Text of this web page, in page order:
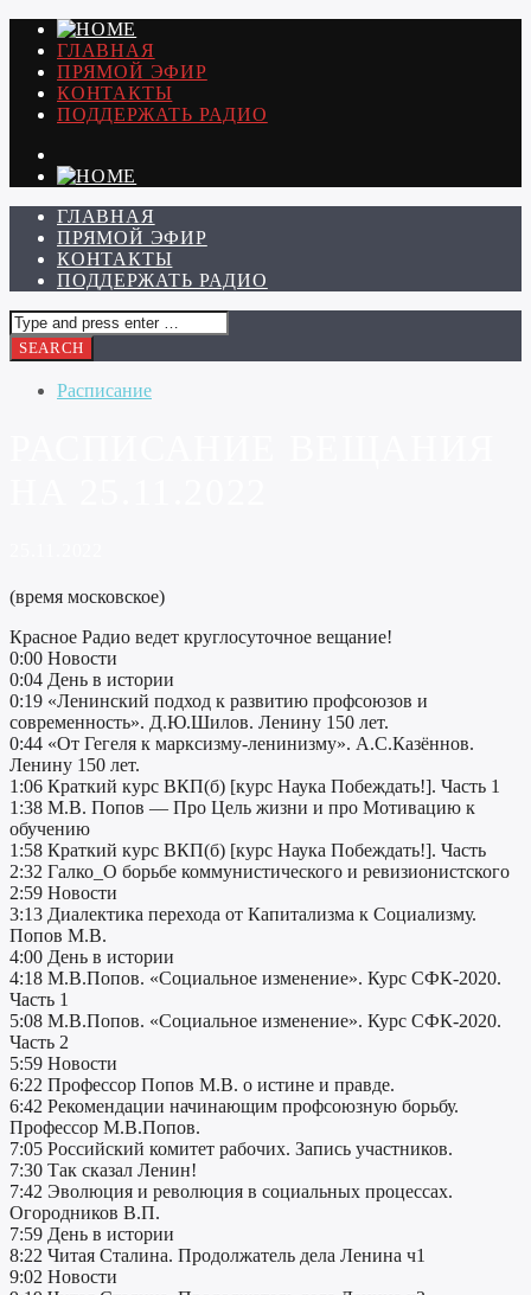
ГЛАВНАЯ
ПРЯМОЙ ЭФИР
КОНТАКТЫ
ПОДДЕРЖАТЬ РАДИО
ГЛАВНАЯ
ПРЯМОЙ ЭФИР
КОНТАКТЫ
ПОДДЕРЖАТЬ РАДИО
Расписание
(время московское)
Красное Радио ведет круглосуточное вещание!
0:00 Новости
0:04 День в истории
0:19 «Ленинский подход к развитию профсоюзов и
современность». Д.Ю.Шилов. Ленину 150 лет.
0:44 «От Гегеля к марксизму-ленинизму». А.С.Казённов.
Ленину 150 лет.
1:06 Краткий курс ВКП(б) [курс Наука Побеждать!]. Часть 1
1:38 М.В. Попов — Про Цель жизни и про Мотивацию к
обучению
1:58 Краткий курс ВКП(б) [курс Наука Побеждать!]. Часть
2:32 Галко_О борьбе коммунистического и ревизионистского
2:59 Новости
3:13 Диалектика перехода от Капитализма к Социализму.
Попов М.В.
4:00 День в истории
4:18 М.В.Попов. «Социальное изменение». Курс СФК-2020.
Часть 1
5:08 М.В.Попов. «Социальное изменение». Курс СФК-2020.
Часть 2
5:59 Новости
6:22 Профессор Попов М.В. о истине и правде.
6:42 Рекомендации начинающим профсоюзную борьбу.
Профессор М.В.Попов.
7:05 Российский комитет рабочих. Запись участников.
7:30 Так сказал Ленин!
7:42 Эволюция и революция в социальных процессах.
Огородников В.П.
7:59 День в истории
8:22 Читая Сталина. Продолжатель дела Ленина ч1
9:02 Новости